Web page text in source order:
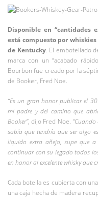
Disponible en “cantidades
está compuesto por whiskies
de Kentucky. El embotellado
marca con un “acabado
Bourbon fue creado por la
de Booker, Fred Noe.
“Es un gran honor publicar el
mi padre y del camino que
Booker”, dijo Fred Noe.
sabía que tendría que ser algo
líquido extra añejo, supe que
continuar con su legado todos
en honor al excelente whisky que
Cada botella es cubierta con
una caja hecha de madera